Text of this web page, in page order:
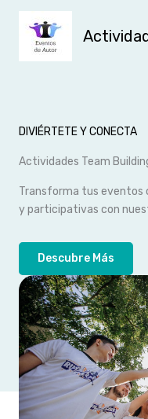
contenido
DIVIÉRTETE Y CONECTA
Actividades Team
Transforma tus eventos
y participativas con
Descubre Más